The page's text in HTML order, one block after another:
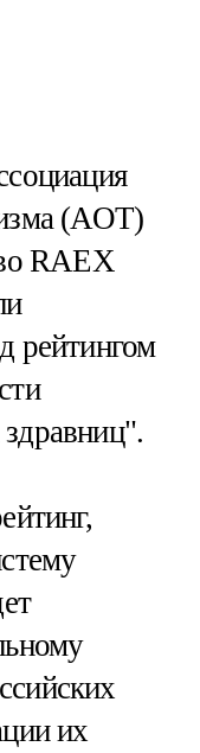
(АОТ)
RAEX
рейтингом
их